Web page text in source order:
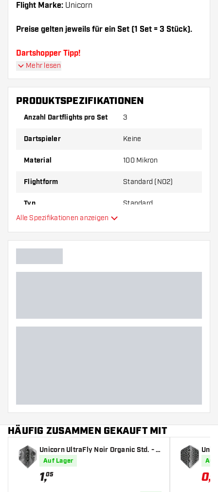
Flight Marke: Unicorn
Preise gelten jeweils für ein Set (1 Set = 3 Stück).
Dartshopper Tipp!
Sorgen Sie für genügend Ersatz Flights und
abnutzen oder brechen.
Material oder eine andere Dicke der Flights aus,
um herauszufinden, welche Variante am besten
Mehr lesen
PRODUKTSPEZIFIKATIONEN
Anzahl Dartflights pro Set 3
Dartspieler Keine
Material 100 Mikron
Flightform Standard (NO2)
Typ Standard
Hauptfarbe
Alle Spezifikationen anzeigen
HÄUFIG ZUSAMMEN GEKAUFT MIT
Unicorn UltraFly Noir Organic Std. - D
art Flights
Auf Lager
1,05
Auf
0,73